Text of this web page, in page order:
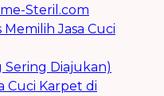
Steril.com
Jasa Cuci
Sering Diajukan)
Cuci Karpet di